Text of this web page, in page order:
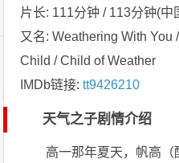
片长: 111分钟 / 113分钟(中
又名: Weathering With You
Child / Child of Weather
IMDb链接: tt9426210
天气之子剧情介绍
高一那年夏天，帆高